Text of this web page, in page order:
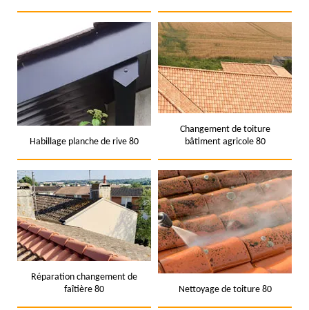
Habillage planche de rive 80
Changement de toiture
bâtiment agricole 80
Réparation changement de
faîtière 80
Nettoyage de toiture 80